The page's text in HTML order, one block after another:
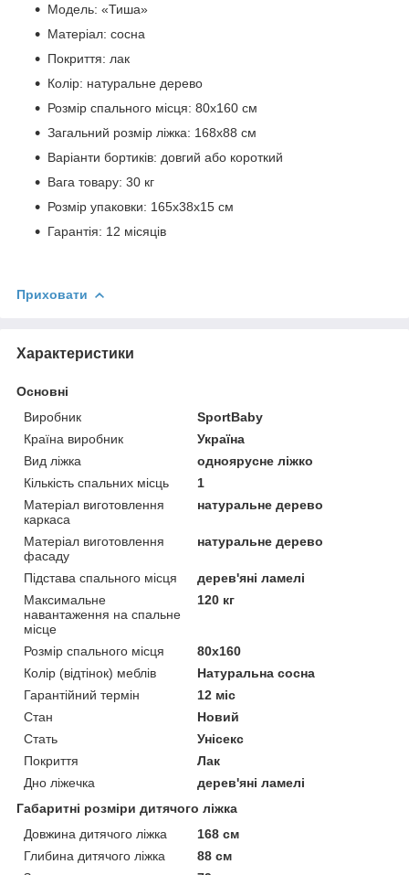
Модель: «Тиша»
Матеріал: сосна
Покриття: лак
Колір: натуральне дерево
Розмір спального місця: 80х160 см
Загальний розмір ліжка: 168х88 см
Варіанти бортиків: довгий або короткий
Вага товару: 30 кг
Розмір упаковки: 165х38х15 см
Гарантія: 12 місяців
Приховати
Характеристики
Основні
Виробник
SportBaby
Країна виробник
Україна
Вид ліжка
одноярусне ліжко
Кількість спальних місць
1
Матеріал виготовлення
каркаса
натуральне дерево
Матеріал виготовлення
фасаду
натуральне дерево
Підстава спального місця
дерев'яні ламелі
Максимальне
навантаження на спальне
місце
120 кг
Розмір спального місця
80х160
Колір (відтінок) меблів
Натуральна сосна
Гарантійний термін
12 міс
Стан
Новий
Стать
Унісекс
Покриття
Лак
Дно ліжечка
дерев'яні ламелі
Габаритні розміри дитячого ліжка
Довжина дитячого ліжка
168 см
Глибина дитячого ліжка
88 см